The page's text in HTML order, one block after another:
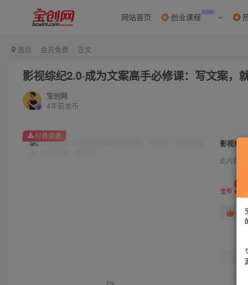
网站首页 创业课程 NEW
首页 会员免费 正文
影视综纪2.0·成为文案高手必修课：写文案，
宝创网
4年前发布
影视综
此内容为
宝币 9.9
年
付费资源